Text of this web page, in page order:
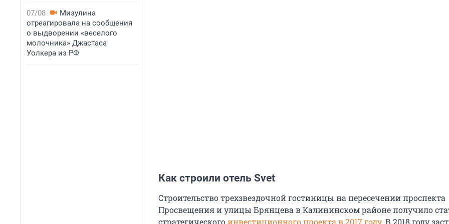
07/08
Мизулина
отреагировала на сообщения
о выдворении «веселого
молочника» Джастаса
Уолкера из РФ
Как строили отель Svet
Строительство трехзвездочной гостиницы на пересечении проспекта
Просвещения и улицы Брянцева в Калининском районе получило
стратегическогоинвестиционного проекта в 2017 году. В 2018 году